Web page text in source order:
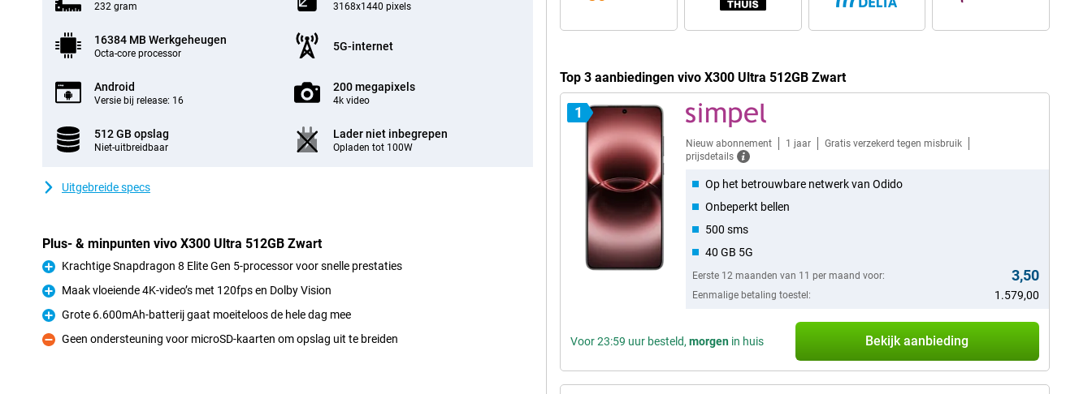
232 gram 3168x1440 pixels
16384 MB Werkgeheugen
Octa-core processor
5G-internet
Android
Versie bij release: 16
200 megapixels
4k video
512 GB opslag
Niet-uitbreidbaar
Lader niet inbegrepen
Opladen tot 100W
Uitgebreide specs
Plus- & minpunten vivo X300 Ultra 512GB Zwart
Pluspunt
Krachtige Snapdragon 8 Elite Gen 5-processor voor snelle prestaties
Pluspunt
Maak vloeiende 4K-video’s met 120fps en Dolby Vision
Pluspunt
Grote 6.600mAh-batterij gaat moeiteloos de hele dag mee
Minpunt
Geen ondersteuning voor microSD-kaarten om opslag uit te breiden
Top 3 aanbiedingen vivo X300 Ultra 512GB Zwart
1
Nieuw abonnement 1 jaar
Gratis verzekerd tegen misbruik
prijsdetails
Op het betrouwbare netwerk van Odido
Onbeperkt bellen
500 sms
40 GB 5G
Eerste 12 maanden van 11 per maand voor: 3,50
Eenmalige betaling toestel: 1.579,00
Voor 23:59 uur besteld, morgen in huis Bekijk aanbieding